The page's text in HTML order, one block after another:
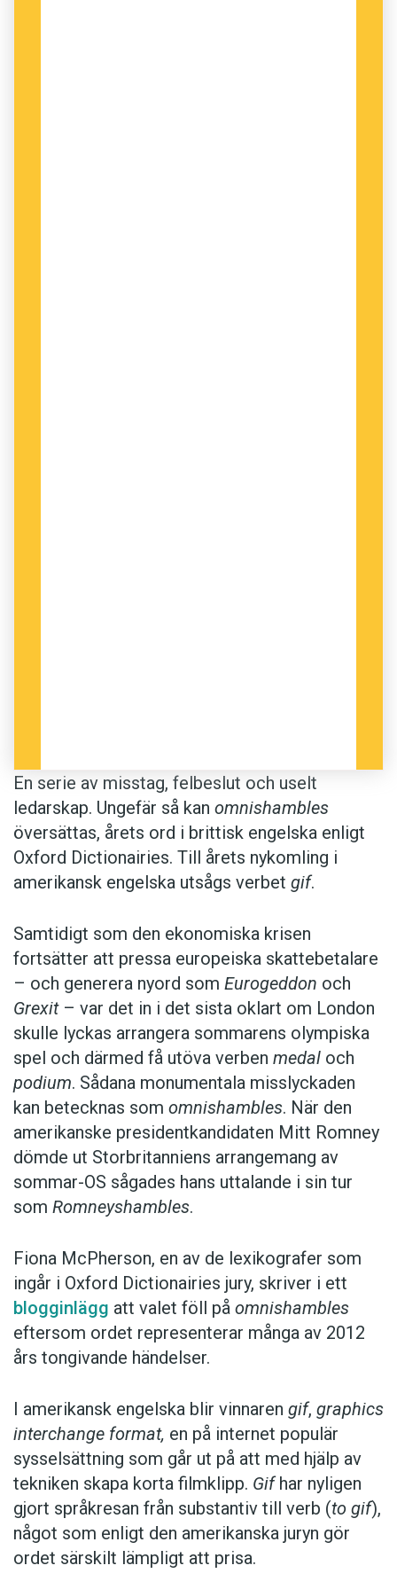
En serie av misstag, felbeslut och uselt
ledarskap. Ungefär så kan omnishambles
översättas, årets ord i brittisk engelska enligt
Oxford Dictionairies. Till årets nykomling i
amerikansk engelska utsågs verbet gif.
Samtidigt som den ekonomiska krisen
fortsätter att pressa europeiska skattebetalare
– och generera nyord som Eurogeddon och
Grexit– var det in i det sista oklart om London
skulle lyckas arrangera sommarens olympiska
spel och därmed få utöva verben medal och
podium. Sådana monumentala misslyckaden
kan betecknas som omnishambles. När den
amerikanske presidentkandidaten Mitt Romney
dömde ut Storbritanniens arrangemang av
sommar-OS sågades hans uttalande i sin tur
som Romneyshambles.
Fiona McPherson, en av de lexikografer som
ingår i Oxford Dictionairies jury, skriver i ett
blogginlägg att valet föll på omnishambles
eftersom ordet representerar många av 2012
års tongivande händelser.
I amerikansk engelska blir vinnaren gif, graphics
interchange format, en på internet populär
sysselsättning som går ut på att med hjälp av
tekniken skapa korta filmklipp. Gifhar nyligen
gjort språkresan från substantiv till verb (to gif),
något som enligt den amerikanska juryn gör
ordet särskilt lämpligt att prisa.